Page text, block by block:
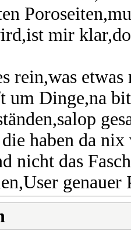
mir
rein,was etwas
um Dinge,na
haben da nix
nicht das
genauer